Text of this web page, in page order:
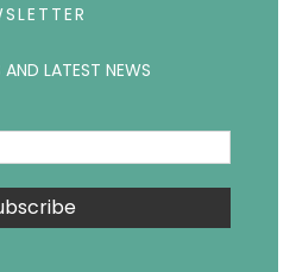
AND LATEST NEWS